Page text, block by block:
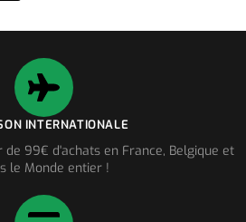
INTERNATIONALE
99€ d'achats en France, Belgique et
le Monde entier !